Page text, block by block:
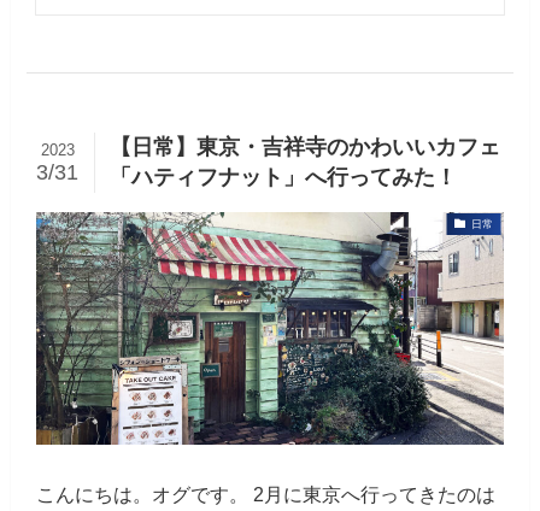
【日常】東京・吉祥寺のかわいいカフェ
「ハティフナット」へ行ってみた！
2023
3/31
日常
こんにちは。オグです。 2月に東京へ行ってきたのは